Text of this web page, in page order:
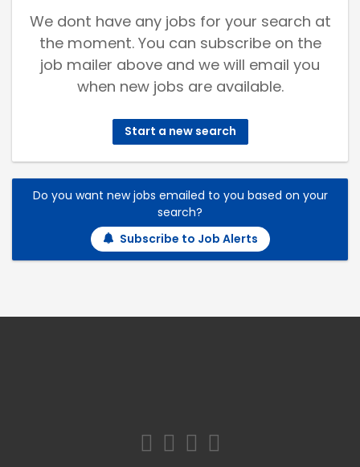
We dont have any jobs for your search at
the moment. You can subscribe on the
job mailer above and we will email you
when new jobs are available.
Start a new search
Do you want new jobs emailed to you based on your
search?
Subscribe to Job Alerts